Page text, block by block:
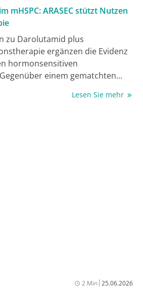
mHSPC: ARASEC stützt Nutzen
zu Darolutamid plus
ergänzen die Evidenz
hormonsensitiven
einem gematchten
und einem
Lesen Sie mehr
2 Min|25.06.2026